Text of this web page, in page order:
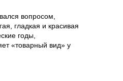
вопросом,
гладкая и красивая
годы,
«товарный вид» у